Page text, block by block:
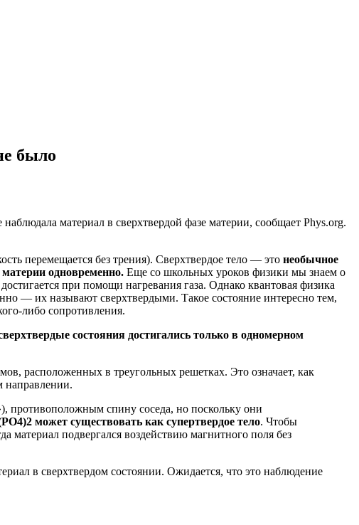
было
материал в сверхтвердой фазе материи, сообщает Phys.org.
перемещается без трения). Сверхтвердое тело — это необычное
одновременно. Еще со школьных уроков физики мы знаем о
при помощи нагревания газа. Однако квантовая физика
— их называют сверхтвердыми. Такое состояние интересно тем,
либо сопротивления.
состояния достигались только в одномерном
расположенных в треугольных решетках. Это означает, как
направлении.
противоположным спину соседа, но поскольку они
может существовать как супертвердое тело. Чтобы
материал подвергался воздействию магнитного поля без
в сверхтвердом состоянии. Ожидается, что это наблюдение